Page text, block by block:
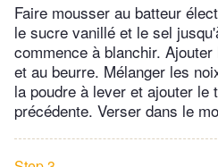
Faire mousser au batteur
le sucre vanillé et le sel
commence à blanchir.
et au beurre. Mélanger les
la poudre à lever et ajouter le
précédente. Verser dans le